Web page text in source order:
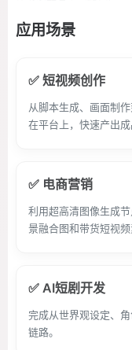
应用场景
✅ 短视频创作
从脚本生成、画面制
在平台上，快速产出成
✅ 电商营销
利用超高清图像生成
景融合图和带货短视频
✅ AI短剧开发
完成从世界观设定、
链路。